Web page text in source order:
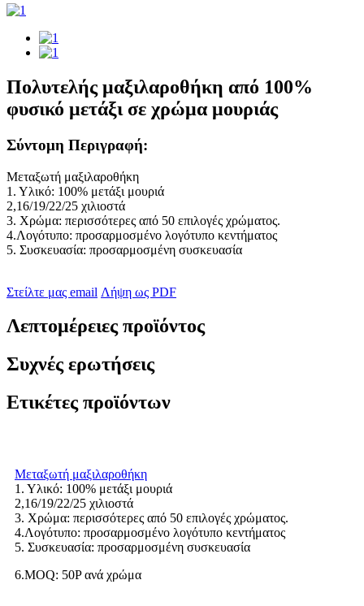
Πολυτελής μαξιλαροθήκη από 100%
φυσικό μετάξι σε χρώμα μουριάς
Σύντομη Περιγραφή:
Μεταξωτή μαξιλαροθήκη
1. Υλικό: 100% μετάξι μουριά
2,16/19/22/25 χιλιοστά
3. Χρώμα: περισσότερες από 50 επιλογές χρώματος.
4.Λογότυπο: προσαρμοσμένο λογότυπο κεντήματος
5. Συσκευασία: προσαρμοσμένη συσκευασία
Στείλτε μας email Λήψη ως PDF
Λεπτομέρειες προϊόντος
Συχνές ερωτήσεις
Ετικέτες προϊόντων
Μεταξωτή μαξιλαροθήκη
1. Υλικό: 100% μετάξι μουριά
2,16/19/22/25 χιλιοστά
3. Χρώμα: περισσότερες από 50 επιλογές χρώματος.
4.Λογότυπο: προσαρμοσμένο λογότυπο κεντήματος
5. Συσκευασία: προσαρμοσμένη συσκευασία
6.MOQ: 50P ανά χρώμα